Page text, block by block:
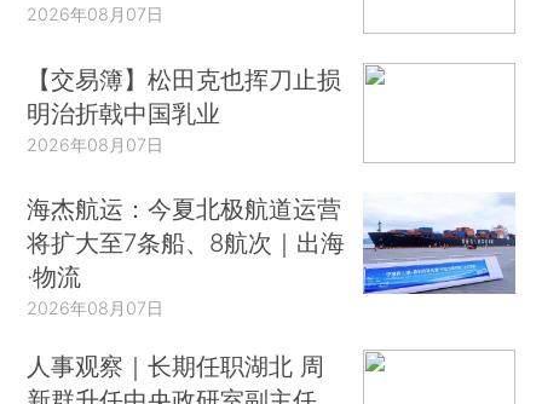
2026年08月07日
【交易簿】松田克也挥刀止损
明治折戟中国乳业
2026年08月07日
海杰航运：今夏北极航道运营
将扩大至7条船、8航次｜出海
·物流
2026年08月07日
人事观察｜长期任职湖北 周